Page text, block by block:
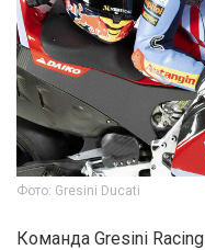
Фото: Gresini Ducati
Команда Gresini